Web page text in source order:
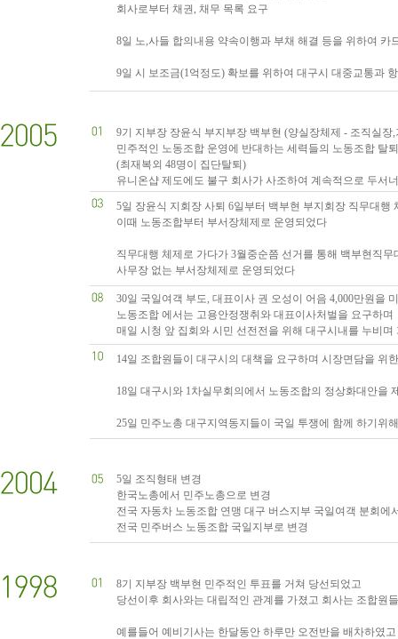
회사로부터 채권, 채무 목록 요구
8일 노,사들 합의내용 약속이행과 부채 해결 등을 위하여 카
9일 시 보조금(1억정도) 확보를 위하여 대구시 대중교통과
9기 지부장 장윤식 부지부장 백부현 (양실장체제 - 조직실장
민주적인 노동조합 운영에 반대하는 세력들의 노동조합 탈
(최재복외 48명이 집단탈퇴)
유니온샵 제도에도 불구 회사가 사조하여 계속적으로 두서
5일 장윤식 지회장 사퇴 6일부터 백부현 부지회장 직무대행
이때 노동조합부터 부서장체제로 운영되었다
직무대행 체제로 가다가 3월중순쯤 선거를 통해 백부현직
사무장 없는 부서장체제로 운영되었다
30일 국일여객 부도, 대표이사 권 오성이 어음 4,000만원을
노동조합 에서는 고용안정쟁취와 대표이사처벌을 요구하며
매일 시청 앞 집회와 시민 선전전을 위해 대구시내를 누비며
14일 조합원들이 대구시의 대책을 요구하며 시장면담을 위
18일 대구시와 1차실무회의에서 노동조합의 정상화대안을
25일 민주노총 대구지역동지들이 국일 투쟁에 함께 하기위
5일 조직형태 변경
한국노총에서 민주노총으로 변경
전국 자동차 노동조합 연맹 대구 버스지부 국일여객 분회에
전국 민주버스 노동조합 국일지부로 변경
8기 지부장 백부현 민주적인 투표를 거쳐 당선되었고
당선이후 회사와는 대립적인 관계를 가졌고 회사는 조합원
예를들어 예비기사는 한달동안 하루만 오전반을 배차하였